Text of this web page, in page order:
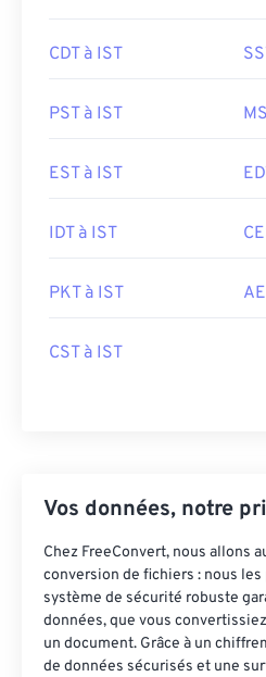
CDT à IST
PST à IST
EST à IST
IDT à IST
PKT à IST
CST à IST
Vos données, notre
Chez FreeConvert, nous allons
conversion de fichiers : nous
système de sécurité robuste
données, que vous
un document. Grâce à un
de données sécurisés et une